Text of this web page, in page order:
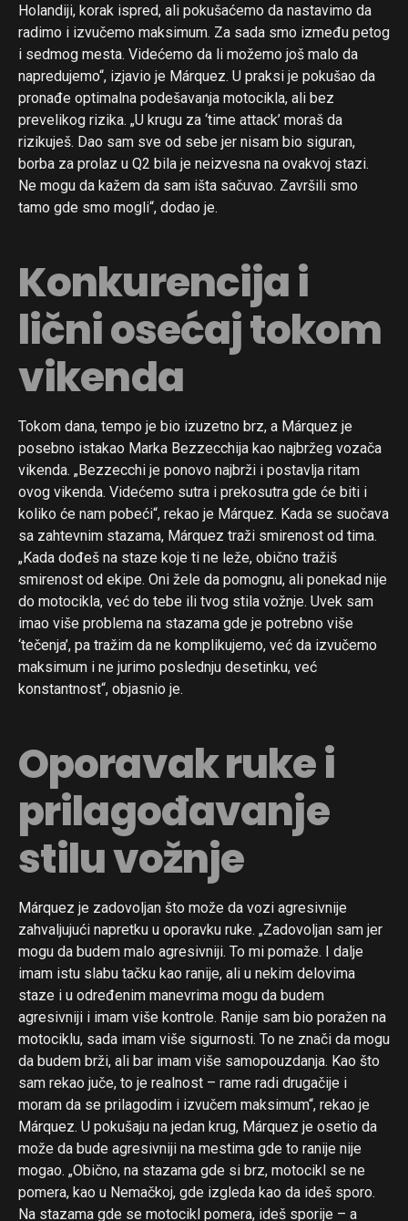
Holandiji, korak ispred, ali pokušaćemo da nastavimo da
radimo i izvučemo maksimum. Za sada smo između petog
i sedmog mesta. Videćemo da li možemo još malo da
napredujemo“, izjavio je Márquez. U praksi je pokušao da
pronađe optimalna podešavanja motocikla, ali bez
prevelikog rizika. „U krugu za ‘time attack’ moraš da
rizikuješ. Dao sam sve od sebe jer nisam bio siguran,
borba za prolaz u Q2 bila je neizvesna na ovakvoj stazi.
Ne mogu da kažem da sam išta sačuvao. Završili smo
tamo gde smo mogli“, dodao je.
Konkurencija i
lični osećaj tokom
vikenda
Tokom dana, tempo je bio izuzetno brz, a Márquez je
posebno istakao Marka Bezzecchija kao najbržeg vozača
vikenda. „Bezzecchi je ponovo najbrži i postavlja ritam
ovog vikenda. Videćemo sutra i prekosutra gde će biti i
koliko će nam pobeći“, rekao je Márquez. Kada se suočava
sa zahtevnim stazama, Márquez traži smirenost od tima.
„Kada dođeš na staze koje ti ne leže, obično tražiš
smirenost od ekipe. Oni žele da pomognu, ali ponekad nije
do motocikla, već do tebe ili tvog stila vožnje. Uvek sam
imao više problema na stazama gde je potrebno više
‘tečenja’, pa tražim da ne komplikujemo, već da izvučemo
maksimum i ne jurimo poslednju desetinku, već
konstantnost“, objasnio je.
Oporavak ruke i
prilagođavanje
stilu vožnje
Márquez je zadovoljan što može da vozi agresivnije
zahvaljujući napretku u oporavku ruke. „Zadovoljan sam jer
mogu da budem malo agresivniji. To mi pomaže. I dalje
imam istu slabu tačku kao ranije, ali u nekim delovima
staze i u određenim manevrima mogu da budem
agresivniji i imam više kontrole. Ranije sam bio poražen na
motociklu, sada imam više sigurnosti. To ne znači da mogu
da budem brži, ali bar imam više samopouzdanja. Kao što
sam rekao juče, to je realnost – rame radi drugačije i
moram da se prilagodim i izvučem maksimum“, rekao je
Márquez. U pokušaju na jedan krug, Márquez je osetio da
može da bude agresivniji na mestima gde to ranije nije
mogao. „Obično, na stazama gde si brz, motocikl se ne
pomera, kao u Nemačkoj, gde izgleda kao da ideš sporo.
Na stazama gde se motocikl pomera, ideš sporije – a
Reddit
Pinterest
Whatsapp
Email